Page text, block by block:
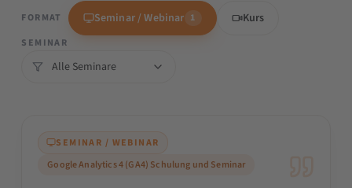
Gründerin
FORMAT Seminar / Webinar 1 Kurs
SEMINAR
SEMINAR / WEBINAR
Google Analytics 4 (GA4) Schulung und Seminar